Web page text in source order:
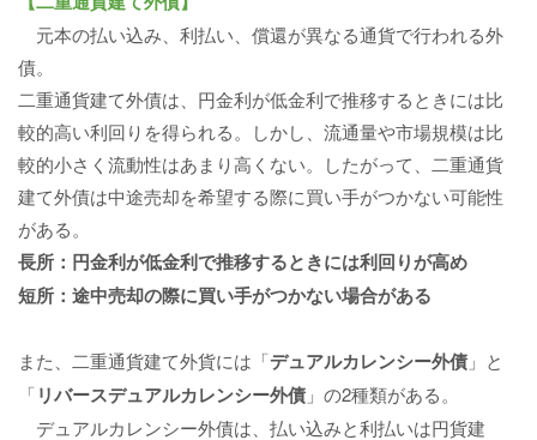
元本の払い込み、利払い、償還が異なる通貨で行われる外
債。
二重通貨建て外債は、円金利が低金利で推移するときには比
較的高い利回りを得られる。しかし、流通量や市場規模は比
較的小さく流動性はあまり高くない。したがって、二重通貨
建て外債は中途売却を希望する際に買い手がつかない可能性
がある。
長所：円金利が低金利で推移するときには利回りが高め
短所：途中売却の際に買い手がつかない場合がある
また、二重通貨建て外貨には「デュアルカレンシー外債 」と
「リバースデュアルカレンシー外債 」の2種類がある。
デュアルカレンシー外債は、払い込みと利払いは円貨建